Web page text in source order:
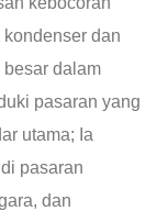
dan
dalam
pasaran yang
utama; Ia
pasaran
dan